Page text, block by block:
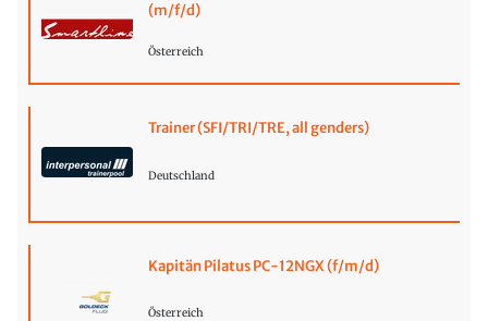
(m/f/d)
Österreich
Trainer (SFI/TRI/TRE, all genders)
Deutschland
Kapitän Pilatus PC-12NGX (f/m/d)
Österreich